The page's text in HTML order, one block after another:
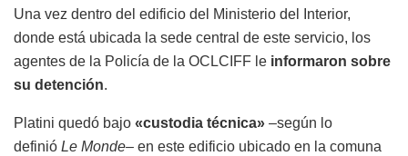
Una vez dentro del edificio del Ministerio del Interior,
donde está ubicada la sede central de este servicio, los
agentes de la Policía de la OCLCIFF le informaron sobre
su detención.
Platini quedó bajo «custodia técnica» –según lo
definió Le Monde– en este edificio ubicado en la comuna